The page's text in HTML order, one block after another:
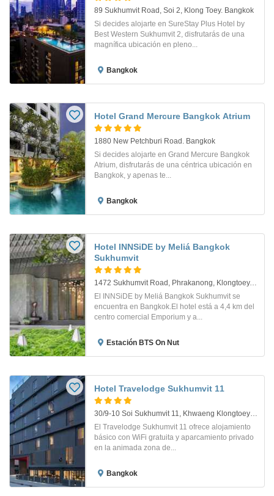
89 Sukhumvit Road, Soi 2, Klong Toey. Bangkok
Si decides alojarte en SureStay Plus Hotel by
Best Western Sukhumvit 2, disfrutarás de una
magnífica ubicación en pleno...
Bangkok
Hotel Grand Mercure Bangkok Atrium
1880 New Petchburi Road. Bangkok
Si decides alojarte en Grand Mercure Bangkok
Atrium, disfrutarás de una céntrica ubicación en
Bangkok, y apenas te...
Bangkok
Hotel INNSiDE by Meliá Bangkok
Sukhumvit
1472 Sukhumvit Road, Phrakanong, Klongtoey. Bangkok
El INNSiDE by Meliá Bangkok Sukhumvit se
encuentra en Bangkok.El hotel está a 4,4 km del
centro comercial Emporium y a...
Estación BTS On Nut
Hotel Travelodge Sukhumvit 11
30/9-10 Soi Sukhumvit 11, Khwaeng Klongtoey-Nua, Khet Wattana, Bangkok, Bangkok 10110. Bangkok
El Travelodge Sukhumvit 11 ofrece alojamiento
básico con WiFi gratuita y aparcamiento privado
en la animada zona de...
Bangkok